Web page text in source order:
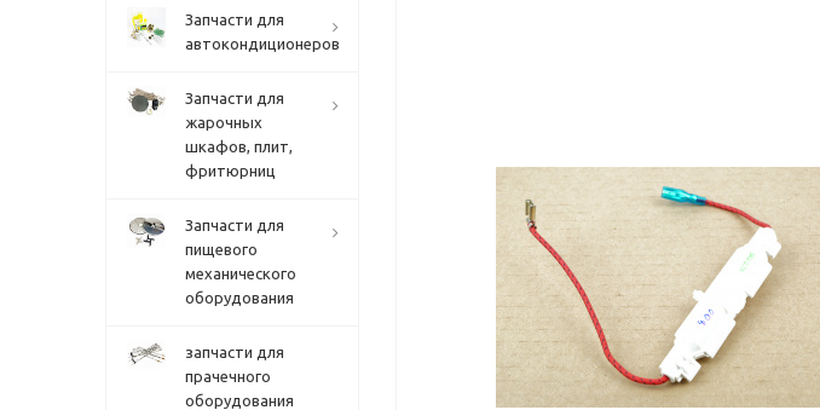
Запчасти для
автокондиционеров
Запчасти для
жарочных
шкафов, плит,
фритюрниц
Запчасти для
пищевого
механического
оборудования
запчасти для
прачечного
оборудования